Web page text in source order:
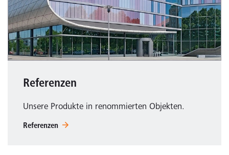
Referenzen
Unsere Produkte in renommierten Objekten.
Referenzen